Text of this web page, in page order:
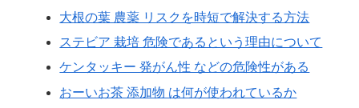
大根の葉 農薬 リスクを時短で解決する方法
ステビア 栽培 危険であるという理由について
ケンタッキー 発がん性 などの危険性がある
おーいお茶 添加物 は何が使われているか